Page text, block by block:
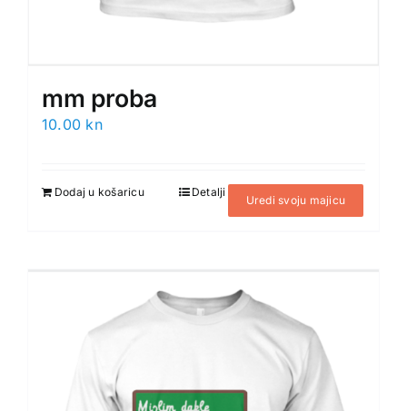
mm proba
10.00 kn
Dodaj u košaricu
Uredi svoju majicu
Detalji